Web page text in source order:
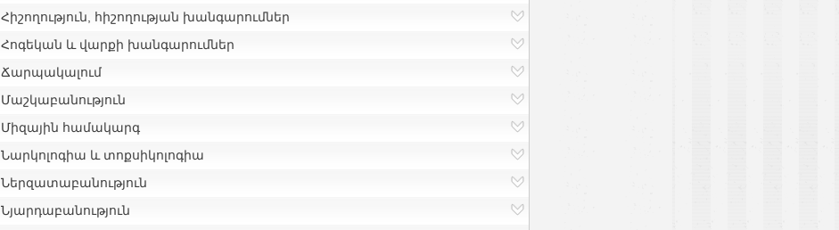
Հիշողություն, հիշողության խանգարումներ
Հոգեկան և վարքի խանգարումներ
Ճարպակալում
Մաշկաբանություն
Միզային համակարգ
Նարկոլոգիա և տոքսիկոլոգիա
Ներզատաբանություն
Նյարդաբանություն